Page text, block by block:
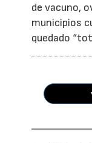
de vacuno,
municipios
quedado